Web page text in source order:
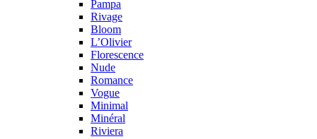
Pampa
Rivage
Bloom
L’Olivier
Florescence
Nude
Romance
Vogue
Minimal
Minéral
Riviera